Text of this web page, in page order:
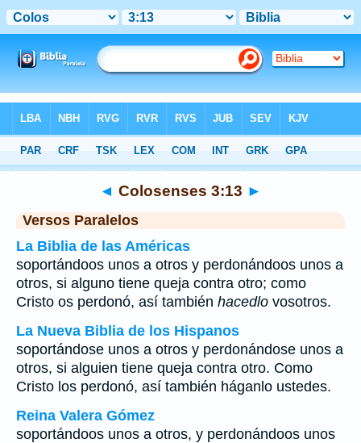
>Colosenses >Capítulo 3 > Verso 13
◄ Colosenses 3:13 ►
Versos Paralelos
La Biblia de las Américas
soportándoos unos a otros y perdonándoos unos a
otros, si alguno tiene queja contra otro; como
Cristo os perdonó, así también hacedlo vosotros.
La Nueva Biblia de los Hispanos
soportándose unos a otros y perdonándose unos a
otros, si alguien tiene queja contra otro. Como
Cristo los perdonó, así también háganlo ustedes.
Reina Valera Gómez
soportándoos unos a otros, y perdonándoos unos